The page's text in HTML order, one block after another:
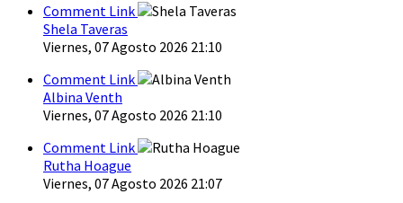
Comment Link
Shela Taveras
Viernes, 07 Agosto 2026 21:10
Comment Link
Albina Venth
Viernes, 07 Agosto 2026 21:10
Comment Link
Rutha Hoague
Viernes, 07 Agosto 2026 21:07